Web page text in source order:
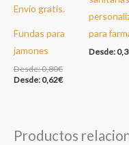
Fundas para
jamones
Desde:0,80€
Desde:0,62€
para
Desde:
Productos